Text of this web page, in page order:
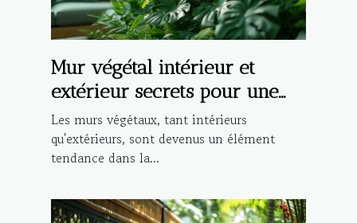
Mur végétal intérieur et
extérieur secrets pour une
installation réussie
Les murs végétaux, tant intérieurs
qu'extérieurs, sont devenus un élément
tendance dans la...